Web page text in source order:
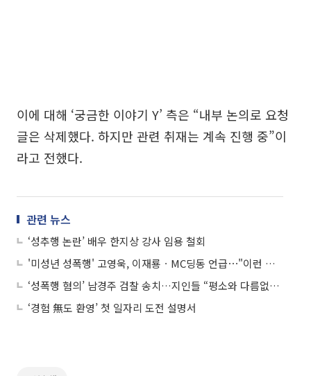
이에 대해 ‘궁금한 이야기 Y’ 측은 “내부 논의로 요청
글은 삭제했다. 하지만 관련 취재는 계속 진행 중”이
라고 전했다.
관련 뉴스
‘성추행 논란’ 배우 한지상 강사 임용 철회
'미성년 성폭행' 고영욱, 이재룡ㆍMC딩동 언급⋯"이런 놈도 활동하는데"
‘성폭행 혐의’ 남경주 검찰 송치…지인들 “평소와 다름없어 더 충격”
‘경험 無도 환영’ 첫 일자리 도전 설명서